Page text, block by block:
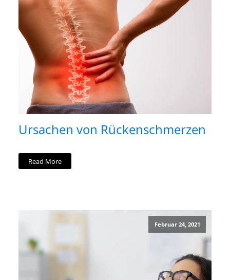
Ursachen von Rückenschmerzen
Read More
Februar 24, 2021